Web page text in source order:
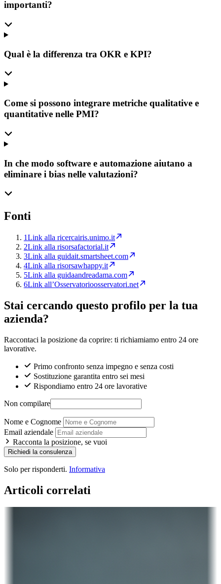
importanti?
Qual è la differenza tra OKR e KPI?
Come si possono integrare metriche qualitative e
quantitative nelle PMI?
In che modo software e automazione aiutano a
eliminare i bias nelle valutazioni?
Fonti
1Link alla ricercairis.unimo.it
2Link alla risorsafactorial.it
3Link alla guidait.smartsheet.com
4Link alla risorsawhappy.it
5Link alla guidaandreadama.com
6Link all’Osservatorioosservatori.net
Stai cercando questo profilo per la tua
azienda?
Raccontaci la posizione da coprire: ti richiamiamo entro 24 ore
lavorative.
Primo confronto senza impegno e senza costi
Sostituzione garantita entro sei mesi
Rispondiamo entro 24 ore lavorative
Non compilare
Nome e Cognome
Email aziendale
Racconta la posizione, se vuoi
Richiedi la consulenza
Solo per risponderti. Informativa
Articoli correlati